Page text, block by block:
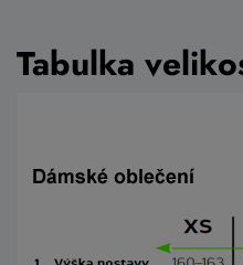
Tabulka